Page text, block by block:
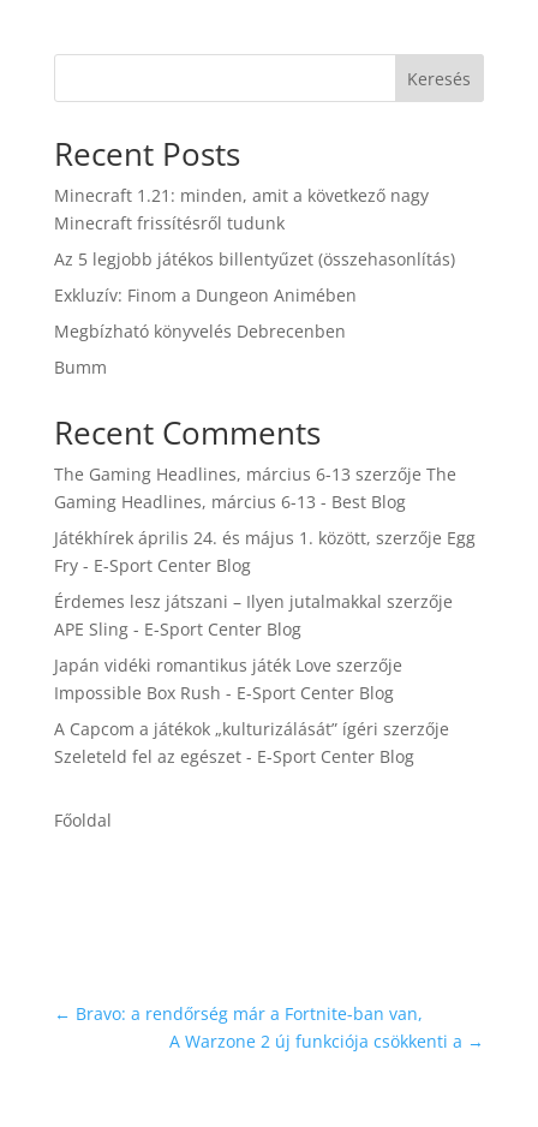
Keresés
Recent Posts
Minecraft 1.21: minden, amit a következő nagy
Minecraft frissítésről tudunk
Az 5 legjobb játékos billentyűzet (összehasonlítás)
Exkluzív: Finom a Dungeon Animében
Megbízható könyvelés Debrecenben
Bumm
Recent Comments
The Gaming Headlines, március 6-13 szerzője The
Gaming Headlines, március 6-13 - Best Blog
Játékhírek április 24. és május 1. között, szerzője Egg
Fry - E-Sport Center Blog
Érdemes lesz játszani – Ilyen jutalmakkal szerzője
APE Sling - E-Sport Center Blog
Japán vidéki romantikus játék Love szerzője
Impossible Box Rush - E-Sport Center Blog
A Capcom a játékok „kulturizálását” ígéri szerzője
Szeleteld fel az egészet - E-Sport Center Blog
Főoldal
← Bravo: a rendőrség már a Fortnite-ban van,
A Warzone 2 új funkciója csökkenti a →